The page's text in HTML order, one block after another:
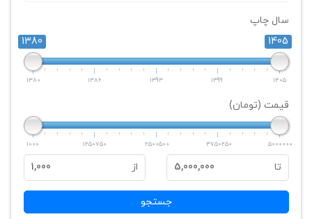
سال چاپ
1380
1405
1380 1386 1393 1399 1405
قیمت (تومان)
1000 1250750 2500500 3750250 5000000
تا 5,000,000 از 1,000
جستجو